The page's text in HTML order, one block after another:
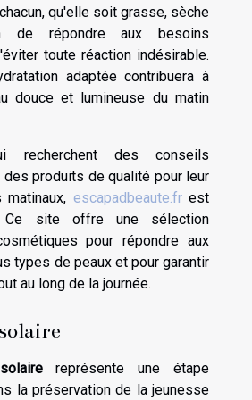
qu'elle soit grasse, sèche
de répondre aux besoins
toute réaction indésirable.
adaptée contribuera à
douce et lumineuse du matin
recherchent des conseils
produits de qualité pour leur
escapadbeaute.frest
Ce site offre une sélection
pour répondre aux
types de peaux et pour garantir
au long de la journée.
représente une étape
la préservation de la jeunesse